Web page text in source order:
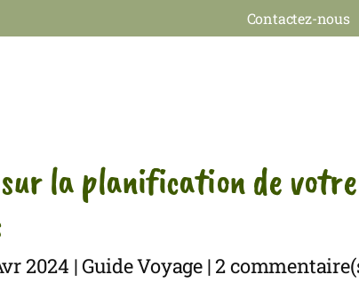
Contactez-nous
la planification de
2024 | Guide Voyage | 2